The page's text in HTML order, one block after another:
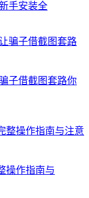
手安装全
子借截图套路你
操作指南与